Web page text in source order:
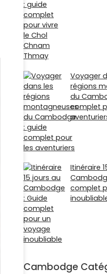
Voyager
régions
du
complet
Itinéraire
complet
Cambodge